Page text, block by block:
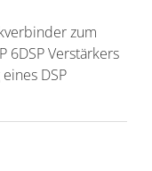
zum
6DSP Verstärkers
DSP